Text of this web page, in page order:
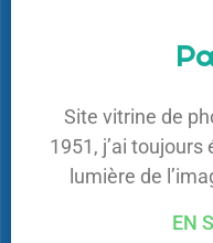
Site vitrine de
1951, j’ai
lumière de
EN